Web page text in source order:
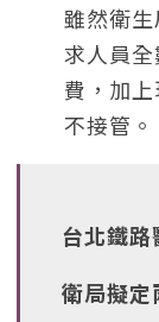
雖然衛
求人員
費，加
不接管。
台北鐵
衛局擬定